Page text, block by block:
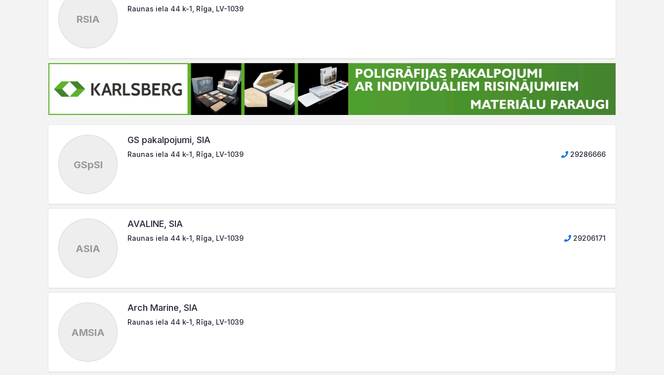
RSIA
Raunas iela 44 k-1, Rīga, LV-1039
GSpSI
GS pakalpojumi, SIA
Raunas iela 44 k-1, Rīga, LV-1039 29286666
ASIA
AVALINE, SIA
Raunas iela 44 k-1, Rīga, LV-1039 29206171
AMSIA
Arch Marine, SIA
Raunas iela 44 k-1, Rīga, LV-1039